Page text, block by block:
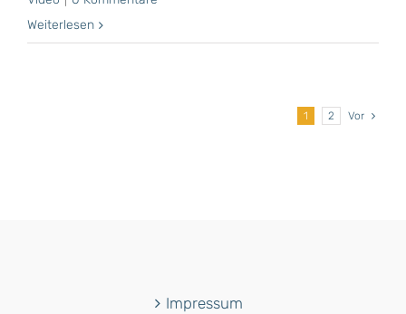
Weiterlesen
1 2 Vor
Impressum